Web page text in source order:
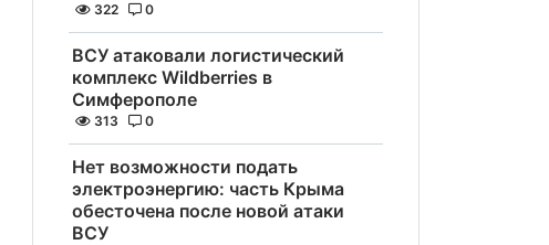
322 0
ВСУ атаковали логистический
комплекс Wildberries в
Симферополе
313 0
Нет возможности подать
электроэнергию: часть Крыма
обесточена после новой атаки
ВСУ